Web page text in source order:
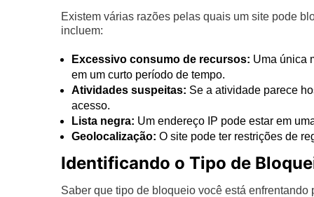
Existem várias razões pelas quais um site pode
incluem:
Excessivo consumo de recursos: Uma única
em um curto período de tempo.
Atividades suspeitas: Se a atividade parece
acesso.
Lista negra: Um endereço IP pode estar em
Geolocalização: O site pode ter restrições de
Identificando o Tipo de
Saber que tipo de bloqueio você está